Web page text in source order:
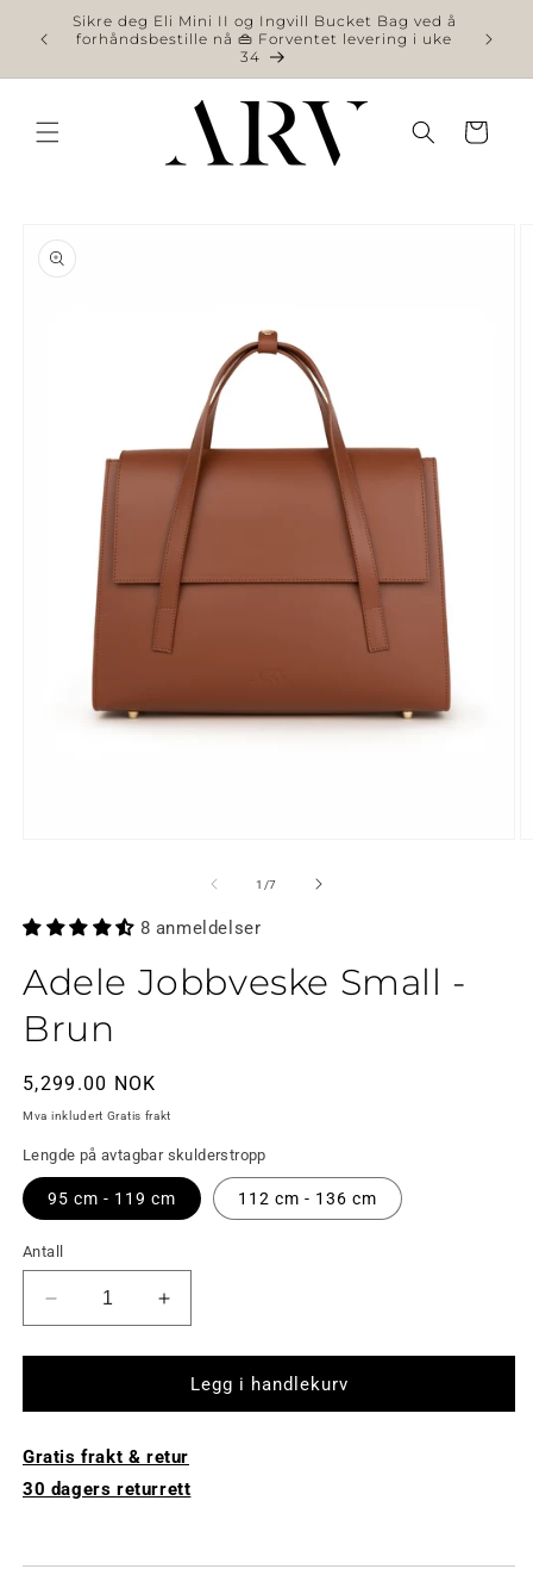
videre
til
Sikre deg Eli Mini II og Ingvill Bucket Bag ved å
forhåndsbestille nå 👜 Forventet levering i uke
34
Handlekurv
videre til
modal
1 /av
7
8 anmeldelser
Adele Jobbveske Small -
Brun
Ordinær
pris
5,299.00 NOK
Mva inkludert Gratis frakt
Lengde på avtagbar skulderstropp
95 cm - 119 cm 112 cm - 136 cm
Antall
Reduser
mengde
av
Jobbveske
-
Brun
Øk
antall
av
Adele
Jobbveske
-
Brun
Legg i handlekurv
Gratis frakt & retur
30 dagers returrett